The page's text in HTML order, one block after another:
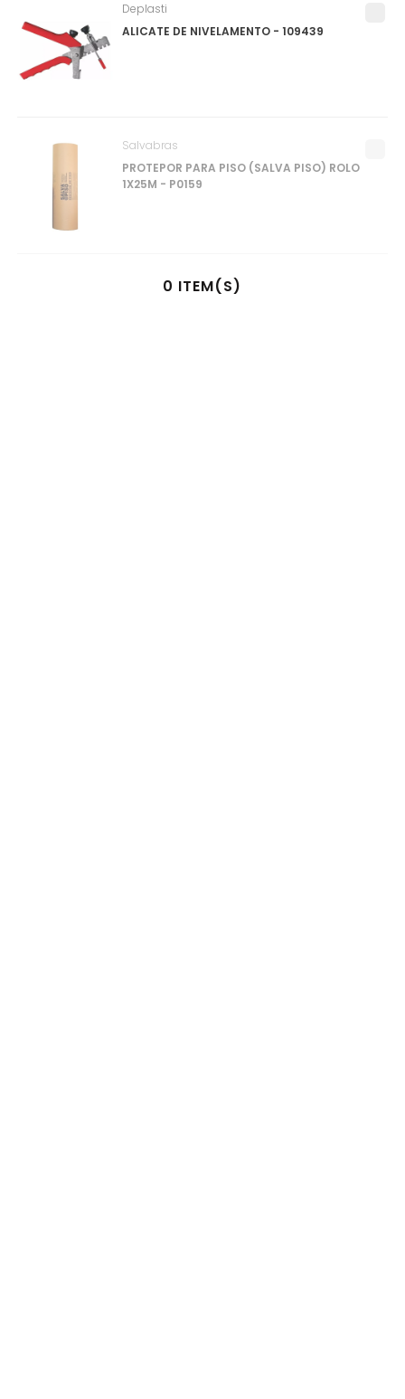
ALICATE DE NIVELAMENTO - 109439
Deplasti
PROTEPOR PARA PISO (SALVA PISO) ROLO
1X25M - P0159
Salvabras
0 ITEM(S)